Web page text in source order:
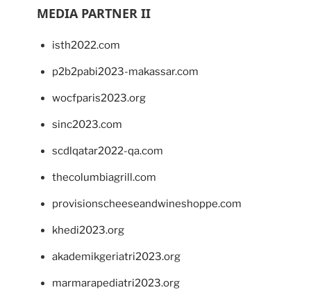
MEDIA PARTNER II
isth2022.com
p2b2pabi2023-makassar.com
wocfparis2023.org
sinc2023.com
scdlqatar2022-qa.com
thecolumbiagrill.com
provisionscheeseandwineshoppe.com
khedi2023.org
akademikgeriatri2023.org
marmarapediatri2023.org